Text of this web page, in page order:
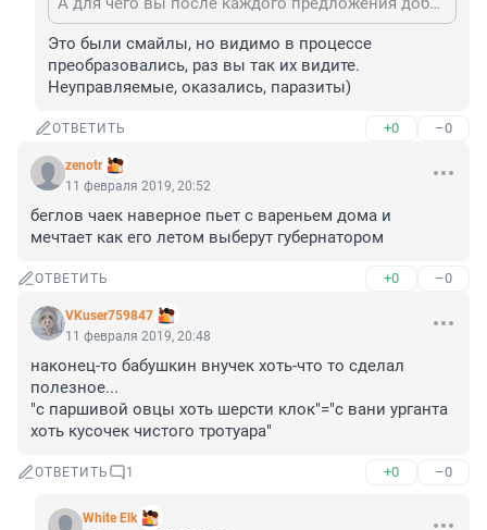
Это были смайлы, но видимо в процессе
преобразовались, раз вы так их видите.
Неуправляемые, оказались, паразиты)
ОТВЕТИТЬ +0 –0
zenotr
11 февраля 2019, 20:52
беглов чаек наверное пьет с вареньем дома и
мечтает как его летом выберут губернатором
ОТВЕТИТЬ +0 –0
VKuser759847
11 февраля 2019, 20:48
наконец-то бабушкин внучек хоть-что то сделал
полезное...
"с паршивой овцы хоть шерсти клок"="с вани урганта
хоть кусочек чистого тротуара"
ОТВЕТИТЬ 1 +0 –0
White Elk